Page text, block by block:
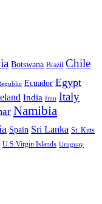
Botswana Brazil Chile
Ecuador Egypt
India Iran Italy
Namibia
Spain Sri Lanka St. Kitts
U.S.Virgin Islands Uruguay